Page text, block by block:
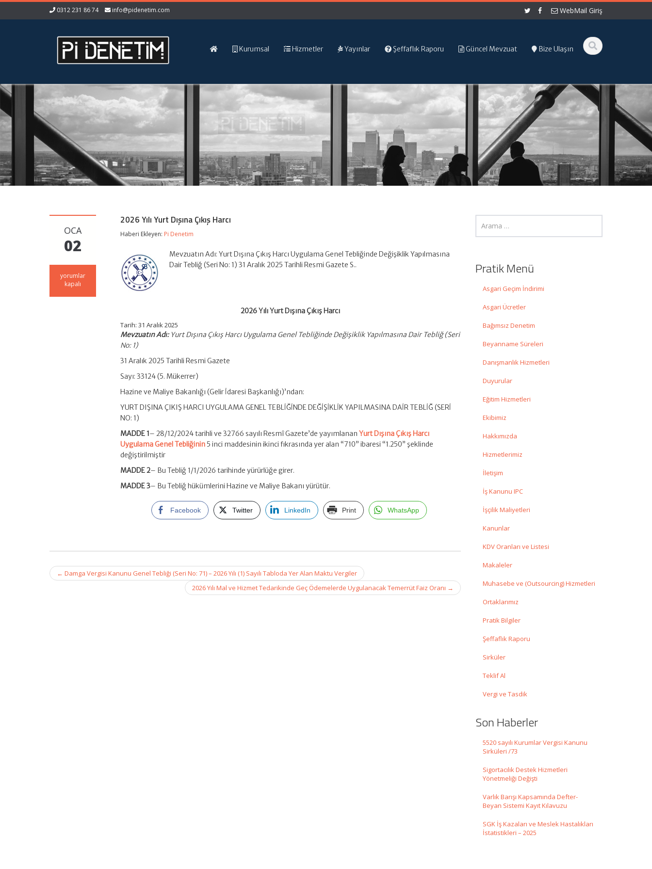
0312 231 86 74 info@pidenetim.com WebMail Giriş
Kurumsal Hizmetler Yayınlar Şeffaflık Raporu Güncel Mevzuat Bize Ulaşın
OCA
02
2026
Yılı
yorumlar
kapalı
2026 Yılı Yurt Dışına Çıkış Harcı
Haberi Ekleyen: Pi Denetim
Mevzuatın Adı: Yurt Dışına Çıkış Harcı Uygulama Genel Tebliğinde Değişiklik Yapılmasına
Dair Tebliğ (Seri No: 1) 31 Aralık 2025 Tarihli Resmi Gazete S..
2026 Yılı Yurt Dışına Çıkış Harcı
Tarih:31 Aralık 2025
Mevzuatın Adı:Yurt Dışına Çıkış Harcı Uygulama Genel Tebliğinde Değişiklik Yapılmasına Dair Tebliğ (Seri
No: 1)
31 Aralık 2025 Tarihli Resmi Gazete
Sayı: 33124 (5. Mükerrer)
Hazine ve Maliye Bakanlığı (Gelir İdaresi Başkanlığı)’ndan:
YURT DIŞINA ÇIKIŞ HARCI UYGULAMA GENEL TEBLİĞİNDE DEĞİŞİKLİK YAPILMASINA DAİR TEBLİĞ (SERİ
NO: 1)
MADDE 1 – 28/12/2024 tarihli ve 32766 sayılı Resmî Gazete’de yayımlananYurt Dışına Çıkış Harcı
Uygulama Genel Tebliğinin 5 inci maddesinin ikinci fıkrasında yer alan “710” ibaresi “1.250” şeklinde
değiştirilmiştir
MADDE 2– Bu Tebliğ 1/1/2026 tarihinde yürürlüğe girer.
MADDE 3– Bu Tebliğ hükümlerini Hazine ve Maliye Bakanı yürütür.
Facebook Twitter LinkedIn Print WhatsApp
Post
navigation
← Damga Vergisi Kanunu Genel Tebliği (Seri No: 71) – 2026 Yılı (1) Sayılı Tabloda Yer Alan Maktu Vergiler
2026 Yılı Mal ve Hizmet Tedarikinde Geç Ödemelerde Uygulanacak Temerrüt Faiz Oranı →
Pratik Menü
Asgari Geçim İndirimi
Asgari Ücretler
Bağımsız Denetim
Beyanname Süreleri
Danışmanlık Hizmetleri
Duyurular
Eğitim Hizmetleri
Ekibimiz
Hakkımızda
Hizmetlerimiz
İletişim
İş Kanunu IPC
İşçilik Maliyetleri
Kanunlar
KDV Oranları ve Listesi
Makaleler
Muhasebe ve (Outsourcing) Hizmetleri
Ortaklarımız
Pratik Bilgiler
Şeffaflık Raporu
Sirküler
Teklif Al
Vergi ve Tasdik
Son Haberler
5520 sayılı Kurumlar Vergisi Kanunu
Sirküleri /73
Sigortacılık Destek Hizmetleri
Yönetmeliği Değişti
Varlık Barışı Kapsamında Defter-
Beyan Sistemi Kayıt Kılavuzu
SGK İş Kazaları ve Meslek Hastalıkları
İstatistikleri – 2025